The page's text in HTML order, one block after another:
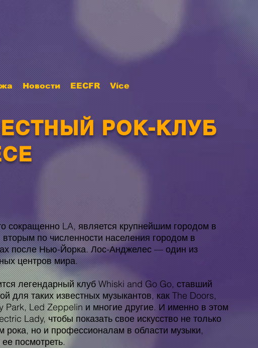
Новости EECFR Více
сокращенно LA, является крупнейшим городом в
по численности населения городом в
после Нью-Йорка. Лос-Анджелес — один из
центров мира.
легендарный клуб Whiski and Go Go, ставший
для таких известных музыкантов, как The Doors,
Park, Led Zeppelin и многие другие. И именно в этом
Lady, чтобы показать свое искусство не только
рока, но и профессионалам в области музыки,
посмотреть.
РОК-КЛУБ